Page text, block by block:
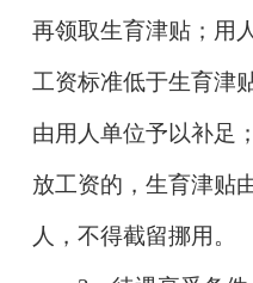
再领取生育津贴；用
工资标准低于生育津
由用人单位予以补足
放工资的，生育津贴
人，不得截留挪用。